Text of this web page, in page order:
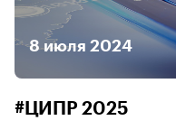
8 июля 2024
#ЦИПР 2025